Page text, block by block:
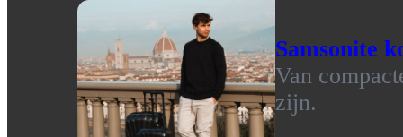
Samsonite
Van
zijn.